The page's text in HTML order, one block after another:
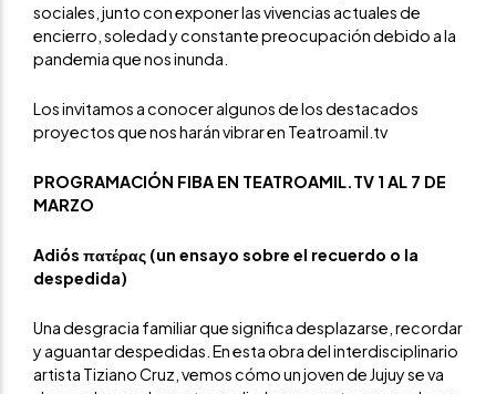
sociales, junto con exponer las vivencias actuales de
encierro, soledad y constante preocupación debido a la
pandemia que nos inunda.
Los invitamos a conocer algunos de los destacados
proyectos que nos harán vibrar en Teatroamil.tv
PROGRAMACIÓN FIBA EN TEATROAMIL.TV 1 AL 7 DE
MARZO
Adiós πατέρας (un ensayo sobre el recuerdo o la
despedida)
Una desgracia familiar que significa desplazarse, recordar
y aguantar despedidas. En esta obra del interdisciplinario
artista Tiziano Cruz, vemos cómo un joven de Jujuy se va